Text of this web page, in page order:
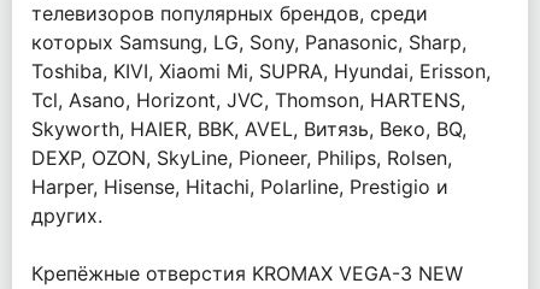
телевизоров популярных брендов, среди
которых Samsung, LG, Sony, Panasonic, Sharp,
Toshiba, KIVI, Xiaomi Mi, SUPRA, Hyundai, Erisson,
Tcl, Asano, Horizont, JVC, Thomson, HARTENS,
Skyworth, HAIER, BBK, AVEL, Витязь, Веко, BQ,
DEXP, OZON, SkyLine, Pioneer, Philips, Rolsen,
Harper, Hisense, Hitachi, Polarline, Prestigio и
других.
Крепёжные отверстия KROMAX VEGA-3 NEW